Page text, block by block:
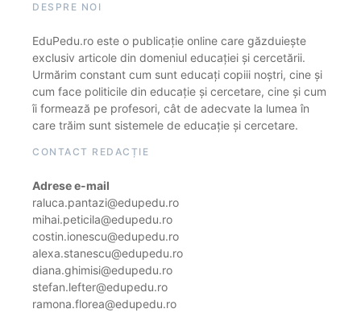
DESPRE NOI
EduPedu.ro este o publicație online care găzduiește
exclusiv articole din domeniul educației și cercetării.
Urmărim constant cum sunt educați copiii noștri, cine și
cum face politicile din educație și cercetare, cine și cum
îi formează pe profesori, cât de adecvate la lumea în
care trăim sunt sistemele de educație și cercetare.
CONTACT REDACȚIE
Adrese e-mail
raluca.pantazi@edupedu.ro
mihai.peticila@edupedu.ro
costin.ionescu@edupedu.ro
alexa.stanescu@edupedu.ro
diana.ghimisi@edupedu.ro
stefan.lefter@edupedu.ro
ramona.florea@edupedu.ro